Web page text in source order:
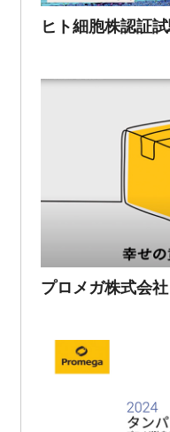
ヒト細胞株認証試
プロメガ株式会